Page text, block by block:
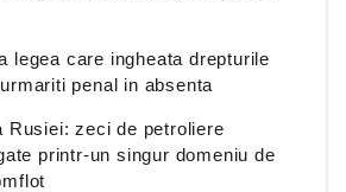
legea care ingheata drepturile
penal in absenta
Rusiei: zeci de petroliere
printr-un singur domeniu de